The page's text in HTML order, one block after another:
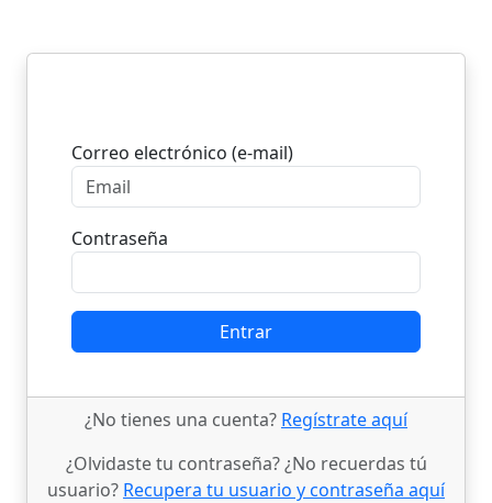
Correo electrónico (e-mail)
Contraseña
Entrar
¿No tienes una cuenta? Regístrate aquí
¿Olvidaste tu contraseña? ¿No recuerdas tú
usuario? Recupera tu usuario y contraseña aquí